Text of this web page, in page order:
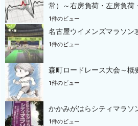
常）～右房負荷・左房負荷
1件のビュー
名古屋ウイメンズマラソン
1件のビュー
森町ロードレース大会～概
1件のビュー
かかみがはらシティマラソ
1件のビュー